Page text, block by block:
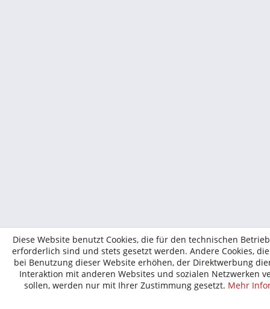
Diese Website benutzt Cookies, die für den technischen
erforderlich sind und stets gesetzt werden. Andere Cookies,
bei Benutzung dieser Website erhöhen, der Direktwerbung
Interaktion mit anderen Websites und sozialen Netzwerken
sollen, werden nur mit Ihrer Zustimmung gesetzt. Mehr